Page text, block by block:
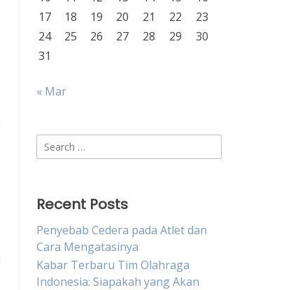
17
18 19 20 21 22
23
24
25 26 27 28 29
30
31
« Mar
Search
for:
Recent Posts
Penyebab Cedera pada Atlet dan
Cara Mengatasinya
Kabar Terbaru Tim Olahraga
Indonesia: Siapakah yang Akan